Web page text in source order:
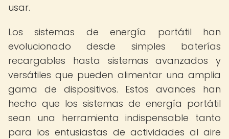
usar.
Los sistemas de energía portátil han
evolucionado desde simples baterías
recargables hasta sistemas avanzados y
versátiles que pueden alimentar una amplia
gama de dispositivos. Estos avances han
hecho que los sistemas de energía portátil
sean una herramienta indispensable tanto
para los entusiastas de actividades al aire